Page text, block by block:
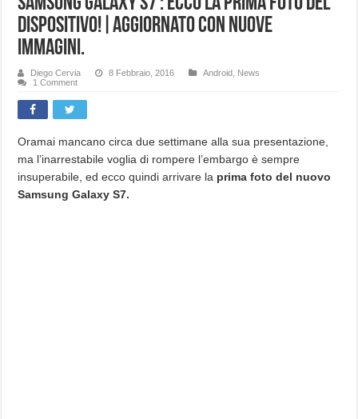
dispositivo!|Aggiornato con nuove
immagini.
Diego Cervia 8 Febbraio, 2016 Android News
1 Comment
Oramai mancano circa due settimane alla sua presentazione,
ma l’inarrestabile voglia di rompere l’embargo è sempre
insuperabile, ed ecco quindi arrivare la prima foto del nuovo
Samsung Galaxy S7.